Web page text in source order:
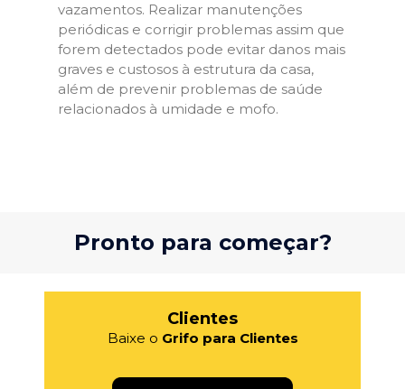
vazamentos. Realizar manutenções
periódicas e corrigir problemas assim que
forem detectados pode evitar danos mais
graves e custosos à estrutura da casa,
além de prevenir problemas de saúde
relacionados à umidade e mofo.
Pronto para começar?
Clientes
Baixe o Grifo para Clientes